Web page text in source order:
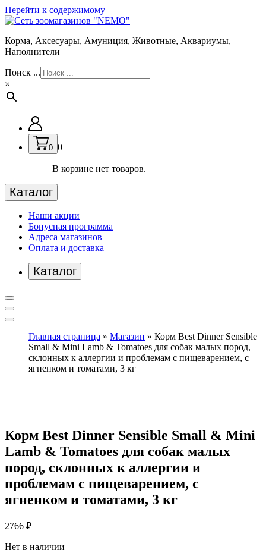
Перейти к содержимому
Корма, Аксесуары, Амуниция, Животные, Аквариумы,
Наполнители
Поиск ...
×
0 0
В корзине нет товаров.
Каталог
Наши акции
Бонусная программа
Адреса магазинов
Оплата и доставка
Каталог
Главная страница » Магазин » Корм Best Dinner Sensible
Small & Mini Lamb & Tomatoes для собак малых пород,
склонных к аллергии и проблемам с пищеварением, с
ягненком и томатами, 3 кг
Корм Best Dinner Sensible Small & Mini
Lamb & Tomatoes для собак малых
пород, склонных к аллергии и
проблемам с пищеварением, с
ягненком и томатами, 3 кг
2766 ₽
Нет в наличии